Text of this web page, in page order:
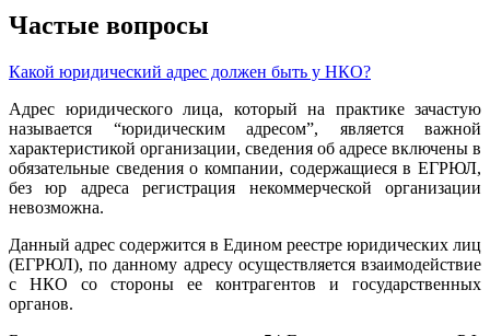
Частые вопросы
Какой юридический адрес должен быть у НКО?
Адрес юридического лица, который на практике зачастую
называется “юридическим адресом”, является важной
характеристикой организации, сведения об адресе включены в
обязательные сведения о компании, содержащиеся в ЕГРЮЛ,
без юр адреса регистрация некоммерческой организации
невозможна.
Данный адрес содержится в Едином реестре юридических лиц
(ЕГРЮЛ), по данному адресу осуществляется взаимодействие
с НКО со стороны ее контрагентов и государственных
органов.